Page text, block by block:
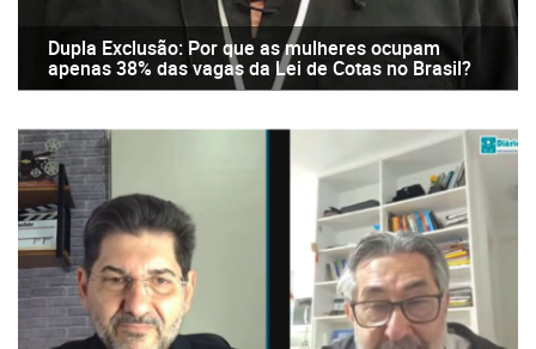
Dupla Exclusão: Por que as mulheres ocupam
apenas 38% das vagas da Lei de Cotas no Brasil?